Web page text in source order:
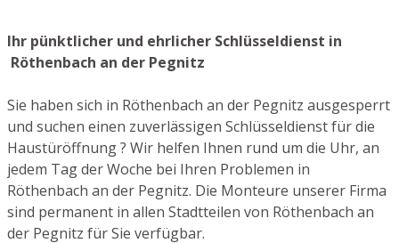
Ihr pünktlicher und ehrlicher Schlüsseldienst in
Röthenbach an der Pegnitz
Sie haben sich in Röthenbach an der Pegnitz ausgesperrt
und suchen einen zuverlässigen Schlüsseldienst für die
Haustüröffnung ? Wir helfen Ihnen rund um die Uhr, an
jedem Tag der Woche bei Ihren Problemen in
Röthenbach an der Pegnitz. Die Monteure unserer Firma
sind permanent in allen Stadtteilen von Röthenbach an
der Pegnitz für Sie verfügbar.